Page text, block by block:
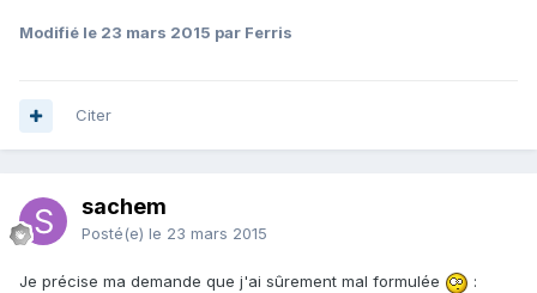
Modifié le 23 mars 2015 par Ferris
Citer
sachem
Posté(e) le 23 mars 2015
Je précise ma demande que j'ai sûrement mal formulée :